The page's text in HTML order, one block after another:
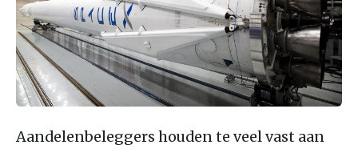
Aandelenbeleggers houden te veel vast aan